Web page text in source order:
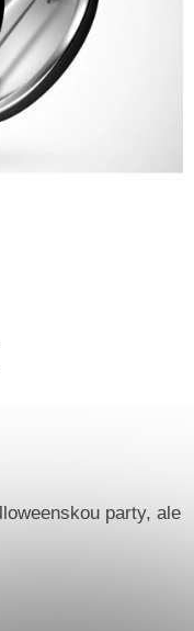
party, ale